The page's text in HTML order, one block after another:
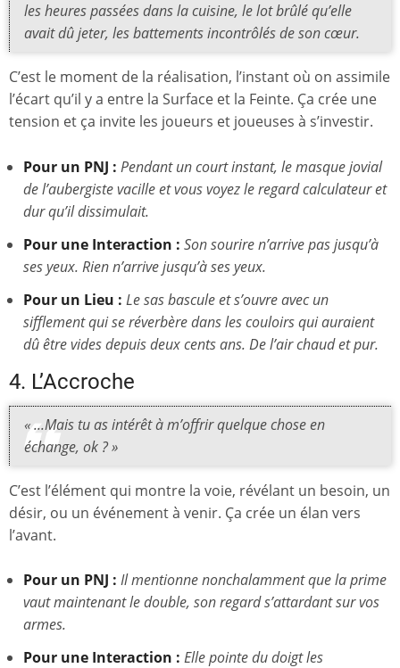
les heures passées dans la cuisine, le lot brûlé qu’elle
avait dû jeter, les battements incontrôlés de son cœur.
C’est le moment de la réalisation, l’instant où on assimile
l’écart qu’il y a entre la Surface et la Feinte. Ça crée une
tension et ça invite les joueurs et joueuses à s’investir.
Pour un PNJ : Pendant un court instant, le masque jovial
de l’aubergiste vacille et vous voyez le regard calculateur et
dur qu’il dissimulait.
Pour une Interaction : Son sourire n’arrive pas jusqu’à
ses yeux. Rien n’arrive jusqu’à ses yeux.
Pour un Lieu : Le sas bascule et s’ouvre avec un
sifflement qui se réverbère dans les couloirs qui auraient
dû être vides depuis deux cents ans. De l’air chaud et pur.
4. L’Accroche
« ...Mais tu as intérêt à m’offrir quelque chose en
échange, ok ? »
C’est l’élément qui montre la voie, révélant un besoin, un
désir, ou un événement à venir. Ça crée un élan vers
l’avant.
Pour un PNJ : Il mentionne nonchalamment que la prime
vaut maintenant le double, son regard s’attardant sur vos
armes.
Pour une Interaction : Elle pointe du doigt les